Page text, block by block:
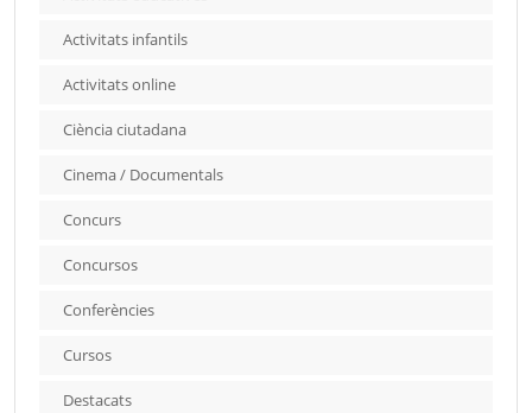
Activitats infantils
Activitats online
Ciència ciutadana
Cinema / Documentals
Concurs
Concursos
Conferències
Cursos
Destacats